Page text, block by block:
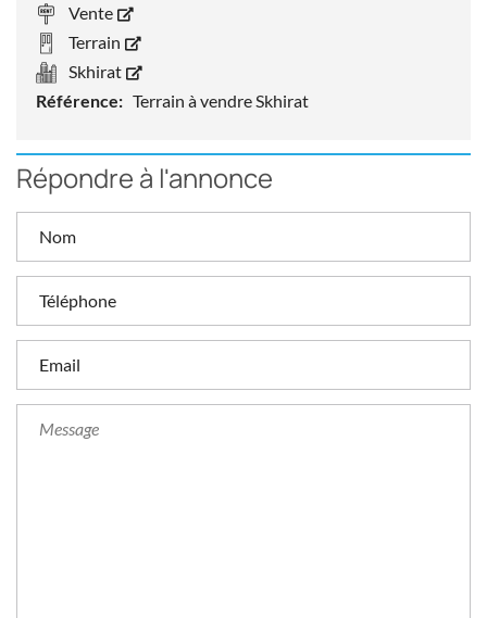
Vente
Terrain
Skhirat
Référence: Terrain à vendre Skhirat
Répondre à l'annonce